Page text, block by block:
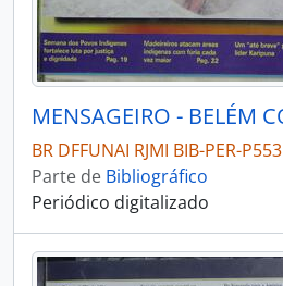
BR DFFUNAI RJMI BIB-PER-P553
Parte de Bibliográfico
Periódico digitalizado